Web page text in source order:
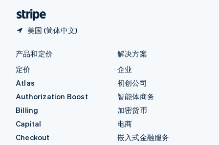
美国 (简体中文)
产品和定价
定价
Atlas
Authorization Boost
Billing
Capital
Checkout
解决方案
企业
初创公司
智能体商务
加密货币
电商
嵌入式金融服务